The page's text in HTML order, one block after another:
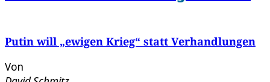
Putin will „ewigen Krieg“ statt Verhandlungen
Von